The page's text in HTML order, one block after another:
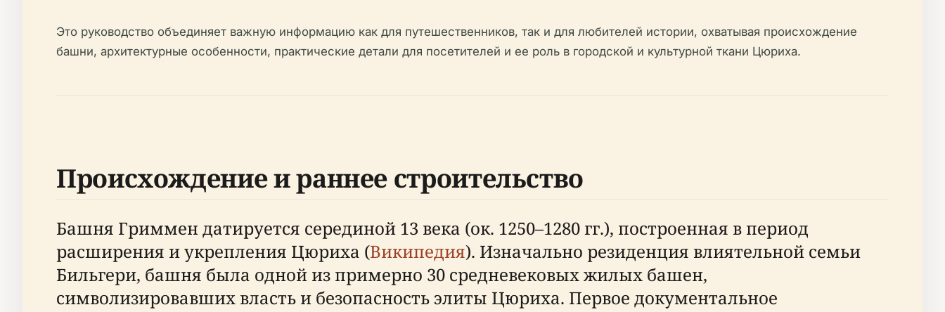
Это руководство объединяет важную информацию как для путешественников, так и для любителей истории, охватывая происхождение
башни, архитектурные особенности, практические детали для посетителей и ее роль в городской и культурной ткани Цюриха.
Происхождение и раннее строительство
Башня Гриммен датируется серединой 13 века (ок. 1250–1280 гг.), построенная в период
расширения и укрепления Цюриха (Википедия). Изначально резиденция влиятельной семьи
Бильгери, башня была одной из примерно 30 средневековых жилых башен,
символизировавших власть и безопасность элиты Цюриха. Первое документальное